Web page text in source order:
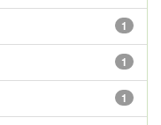
1
1
1